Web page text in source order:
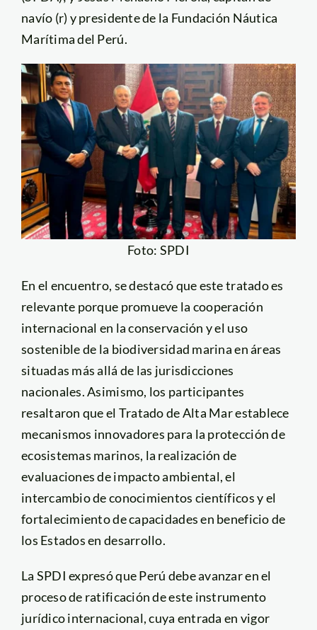
navío (r) y presidente de la Fundación Náutica
Marítima del Perú.
Foto: SPDI
En el encuentro, se destacó que este tratado es
relevante porque promueve la cooperación
internacional en la conservación y el uso
sostenible de la biodiversidad marina en áreas
situadas más allá de las jurisdicciones
nacionales. Asimismo, los participantes
resaltaron que el Tratado de Alta Mar establece
mecanismos innovadores para la protección de
ecosistemas marinos, la realización de
evaluaciones de impacto ambiental, el
intercambio de conocimientos científicos y el
fortalecimiento de capacidades en beneficio de
los Estados en desarrollo.
La SPDI expresó que Perú debe avanzar en el
proceso de ratificación de este instrumento
jurídico internacional, cuya entrada en vigor